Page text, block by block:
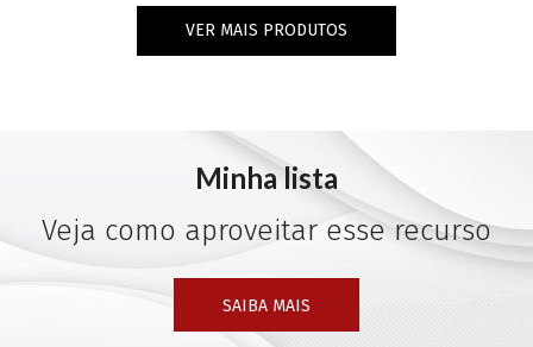
VER MAIS PRODUTOS
Minha lista
Veja como aproveitar esse recurso
SAIBA MAIS